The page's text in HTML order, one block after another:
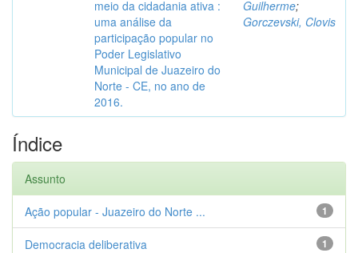
meio da cidadania ativa :
uma análise da
participação popular no
Poder Legislativo
Municipal de Juazeiro do
Norte - CE, no ano de
2016.
Guilherme;
Gorczevski, Clovis
Índice
Assunto
1
Ação popular - Juazeiro do Norte ...
1
Democracia deliberativa